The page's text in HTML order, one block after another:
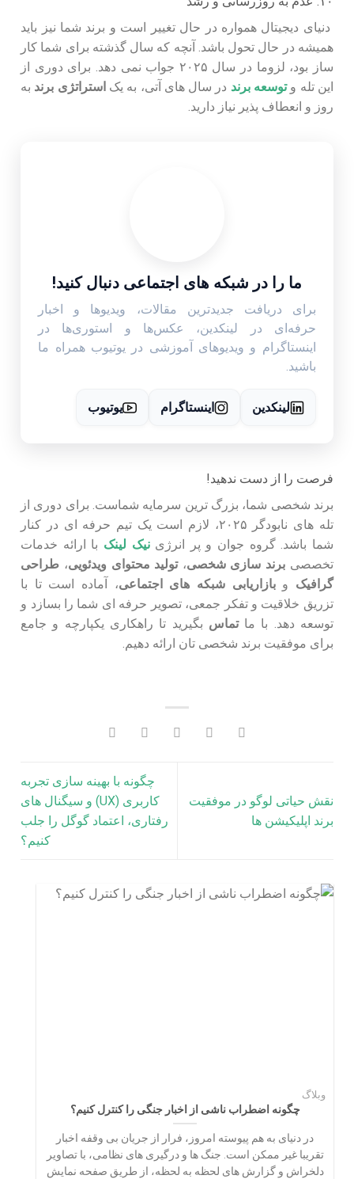
دنیای دیجیتال همواره در حال تغییر است و برند شما نیز باید
همیشه در حال تحول باشد. آنچه که سال گذشته برای شما کار
ساز بود، لزوما در سال ۲۰۲۵ جواب نمی دهد. برای دوری از
این تله وتوسعه برند در سال های آتی، به یک استراتژی برند به
روز و انعطاف پذیر نیاز دارید.
ما را در شبکه های اجتماعی دنبال کنید!
برای دریافت جدیدترین مقالات، ویدیوها و اخبار
حرفه‌ای در لینکدین، عکس‌ها و استوری‌ها در
اینستاگرام و ویدیوهای آموزشی در یوتیوب همراه ما
باشید.
لینکدین اینستاگرام یوتیوب
فرصت را از دست ندهید!
برند شخصی شما، بزرگ ترین سرمایه شماست. برای دوری از
تله های نابودگر ۲۰۲۵، لازم است یک تیم حرفه ای در کنار
شما باشد. گروه جوان و پر انرژی نیک لینک با ارائه خدمات
تخصصی برند سازی شخصی،تولید محتوای ویدئویی، طراحی
گرافیک وبازاریابی شبکه های اجتماعی، آماده است تا با
تزریق خلاقیت و تفکر جمعی، تصویر حرفه ای شما را بسازد و
توسعه دهد. با ماتماس بگیرید تا راهکاری یکپارچه و جامع
برای موفقیت برند شخصی تان ارائه دهیم.
نقش حیاتی لوگو در موفقیت
برند اپلیکیشن ها
چگونه با بهینه‌ سازی تجربه
کاربری (UX) و سیگنال‌ های
رفتاری، اعتماد گوگل را جلب
کنیم؟
وبلاگ
چگونه اضطراب ناشی از اخبار جنگی را کنترل کنیم؟
در دنیای به هم پیوسته امروز، فرار از جریان بی وقفه اخبار
تقریبا غیر ممکن است. جنگ ها و درگیری های نظامی، با تصاویر
دلخراش و گزارش های لحظه به لحظه، از طریق صفحه نمایش